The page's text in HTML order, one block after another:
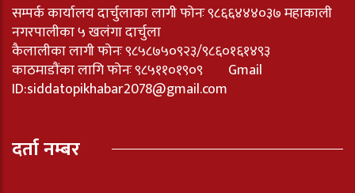
सम्पर्क कार्यालय दार्चुलाका लागी फोनः ९८६६४४४०३७ महाकाली
नगरपालीका ५ खलंगा दार्चुला
कैलालीका लागी फोनः ९८५८७५०९२३/९८६०१६१४९३
काठमाडौंका लागि फोनः ९८५११०१९०९ Gmail
ID:siddatopikhabar2078@gmail.com
दर्ता नम्बर